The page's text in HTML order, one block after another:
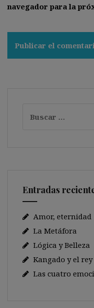
navegador para la
Entradas
Amor, eternidad
La Metáfora
Lógica y Belleza
Kangado y el rey
Las cuatro